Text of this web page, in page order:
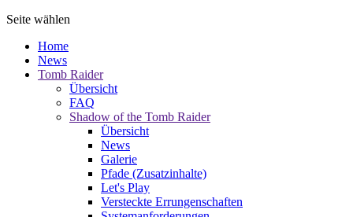
Seite wählen
Home
News
Tomb Raider
Übersicht
FAQ
Shadow of the Tomb Raider
Übersicht
News
Galerie
Pfade (Zusatzinhalte)
Let's Play
Versteckte Errungenschaften